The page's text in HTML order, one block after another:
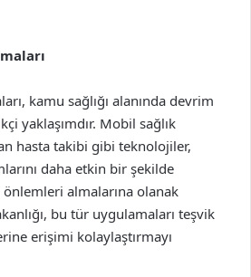
kamu sağlığı alanında devrim
yaklaşımdır. Mobil sağlık
hasta takibi gibi teknolojiler,
daha etkin bir şekilde
almalarına olanak
bu tür uygulamaları teşvik
erişimi kolaylaştırmayı